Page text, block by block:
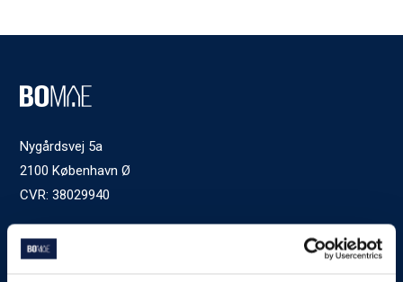
Nygårdsvej 5a
2100 København Ø
CVR: 38029940
Ved generelle henvendelser kontakt Bomae: